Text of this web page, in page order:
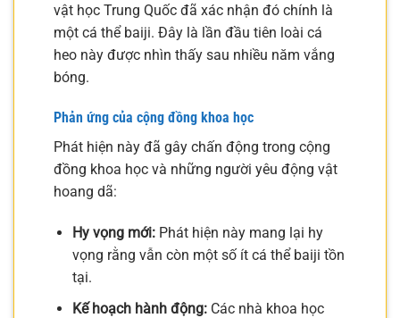
vật học Trung Quốc đã xác nhận đó chính là
một cá thể baiji. Đây là lần đầu tiên loài cá
heo này được nhìn thấy sau nhiều năm vắng
bóng.
Phản ứng của cộng đồng khoa học
Phát hiện này đã gây chấn động trong cộng
đồng khoa học và những người yêu động vật
hoang dã:
Hy vọng mới:Phát hiện này mang lại hy
vọng rằng vẫn còn một số ít cá thể baiji tồn
tại.
Kế hoạch hành động:Các nhà khoa học